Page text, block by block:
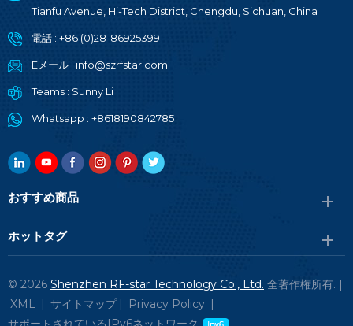
Tianfu Avenue, Hi-Tech District, Chengdu, Sichuan, China
電話 : +86 (0)28-86925399
Eメール : info@szrfstar.com
Teams : Sunny Li
Whatsapp : +8618190842785
おすすめ商品
ホットタグ
© 2026 Shenzhen RF-star Technology Co., Ltd. 全著作権所有. |
XML
サイトマップ Privacy Policy